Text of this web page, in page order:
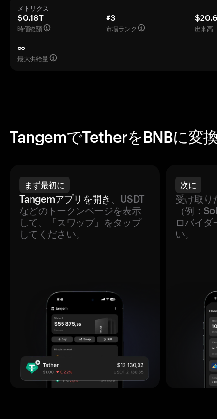
メトリクス
$0.18T
時価総額
#3
市場ランク
出来高
∞
最大供給量
TangemでTetherをBNBに変
まず最初に
Tangemアプリを開き 、USDT
などのトークンページを表示
して、「スワップ」をタップ
してください。
次に
受け取り
（例：
ロバイダ
い。